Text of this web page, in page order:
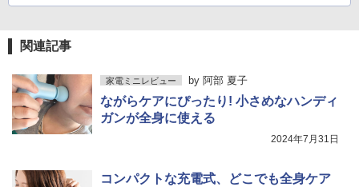
関連記事
家電ミニレビュー by 阿部 夏子
ながらケアにぴったり! 小さめなハンディ
ガンが全身に使える
2024年7月31日
コンパクトな充電式、どこでも全身ケア